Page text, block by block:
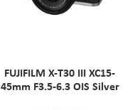
FUJIFILM X-T30 III XC15-
45mm F3.5-6.3 OIS Silver